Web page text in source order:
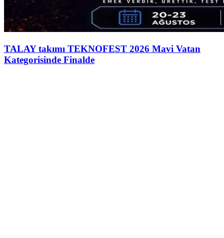
TALAY takımı TEKNOFEST 2026 Mavi Vatan
Kategorisinde Finalde